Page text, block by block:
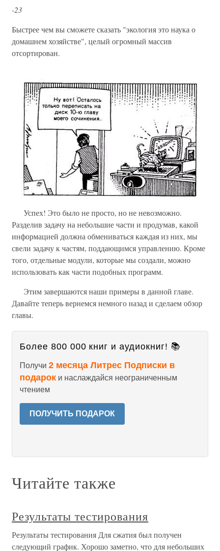
-23
Быстрее чем вы сможете сказать "экология это наука о
домашнем хозяйстве", целый огромный массив
отсортирован.
Успех! Это было не просто, но не невозможно.
Разделив задачу на небольшие части и продумав, какой
информацией должна обмениваться каждая из них, мы
свели задачу к частям, поддающимся управлению. Кроме
того, отдельные модули, которые мы создали, можно
использовать как части подобных программ.
Этим завершаются наши примеры в данной главе.
Давайте теперь вернемся немного назад и сделаем обзор
главы.
Более 800 000 книг и аудиокниг! 📚
Получи 2 месяца Литрес Подписки в
подарок и наслаждайся неограниченным
чтением
ПОЛУЧИТЬ ПОДАРОК
Читайте также
Результаты тестирования
Результаты тестирования Для сжатия был получен
следующий график. Хорошо заметно, что для небольших